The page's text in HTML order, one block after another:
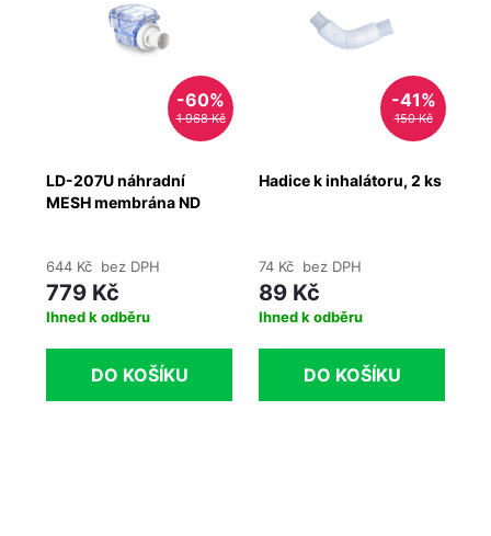
1 968 Kč
-60%
LD-207U náhradní
MESH membrána ND
644 Kč bez DPH
779 Kč
Ihned k odběru
DO KOŠÍKU
150 Kč
-41%
Hadice k inhalátoru, 2 ks
74 Kč bez DPH
89 Kč
Ihned k odběru
DO KOŠÍKU